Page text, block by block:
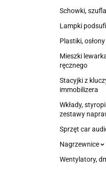
Schowki,
Lampki
Plastiki,
Mieszki
ręcznego
Stacyjki z
immobilizera
Wkłady,
zestawy
Sprzęt car
Nagrzewnice
Wentylatory,